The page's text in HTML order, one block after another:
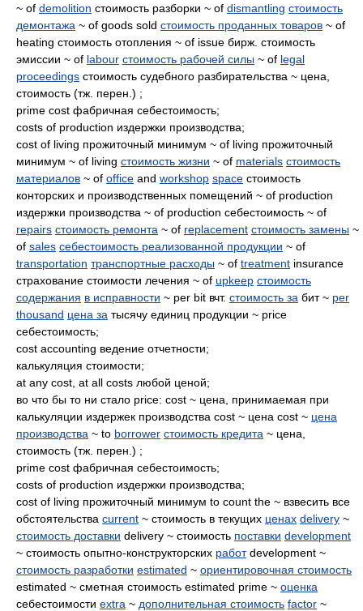
~ of demolition стоимость разборки ~ of dismantling стоимость
демонтажа ~ of goods sold стоимость проданных товаров ~ of
heating стоимость отопления ~ of issue бирж. стоимость
эмиссии ~ of labour стоимость рабочей силы ~ of legal
proceedings стоимость судебного разбирательства ~ цена,
стоимость (тж. перен.) ;
prime cost фабричная себестоимость;
costs of production издержки производства;
cost of living прожиточный минимум ~ of living прожиточный
минимум ~ of living стоимость жизни ~ of materials стоимость
материалов ~ of office and workshop space стоимость
конторских и производственных помещений ~ of production
издержки производства ~ of production себестоимость ~ of
repairs стоимость ремонта ~ of replacement стоимость замены ~
of sales себестоимость реализованной продукции ~ of
transportation транспортные расходы ~ of treatment insurance
страхование стоимости лечения ~ of upkeep стоимость
содержания в исправности ~ per bit вчт. стоимость за бит ~ per
thousand цена за тысячу единиц продукции ~ price
себестоимость;
cost accounting ведение отчетности;
калькуляция стоимости;
at any cost, at all costs любой ценой;
во что бы то ни стало price: cost ~ цена, принимаемая при
калькуляции издержек производства cost ~ цена cost ~ цена
производства ~ to borrower стоимость кредита ~ цена,
стоимость (тж. перен.) ;
prime cost фабричная себестоимость;
costs of production издержки производства;
cost of living прожиточный минимум to count the ~ взвесить все
обстоятельства current ~ стоимость в текущих ценах delivery ~
стоимость доставки delivery ~ стоимость поставки development
~ стоимость опытно-конструкторских работdevelopment ~
стоимость разработки estimated ~ ориентировочная стоимость
estimated ~ сметная стоимость estimated prime ~ оценка
себестоимости extra ~ дополнительная стоимость factor ~